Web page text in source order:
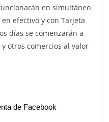
en simultáneo
efectivo y con Tarjeta
días se comenzarán a
otros comercios al valor
de Facebook